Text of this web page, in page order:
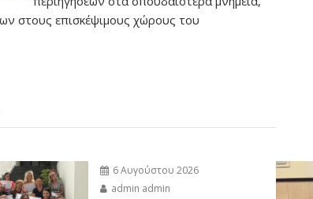
στους επισκέψιμους χώρους του
6 Αυγούστου 2026
admin admin